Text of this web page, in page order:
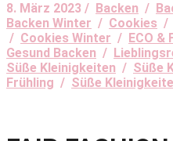
8. März 2023 / Backen /
Backen Winter / Cookies /
/ Cookies Winter / ECO &
Gesund Backen /
Süße Kleinigkeiten / Süße
Frühling / Süße